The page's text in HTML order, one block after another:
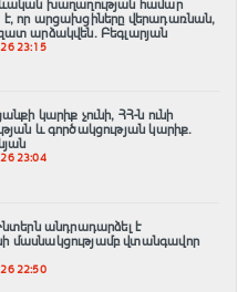
խաղաղության համար
որ արցախցիները վերադառնան,
արձակվեն․ Բեգլարյան
23:15
կարիք չունի, ՀՀ-ն ունի
և գործակցության կարիք․
23:04
անդրադարձել է
մասնակցությամբ վտանգավոր
22:50